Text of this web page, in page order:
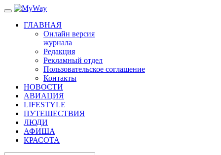
ГЛАВНАЯ
Онлайн версия
журнала
Редакция
Рекламный отдел
Пользовательское соглашение
Контакты
НОВОСТИ
АВИАЦИЯ
LIFESTYLE
ПУТЕШЕСТВИЯ
ЛЮДИ
АФИША
КРАСОТА